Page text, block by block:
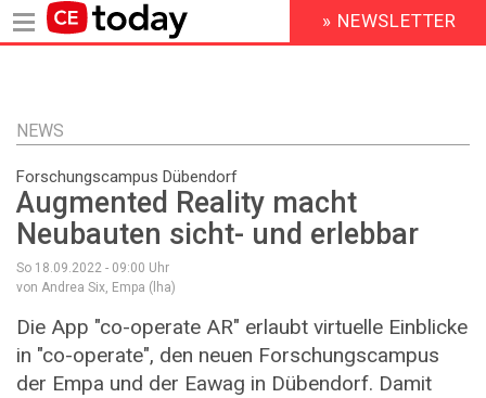
Inhalt
HEADER
MENU
» NEWSLETTER
NEWS
Forschungscampus Dübendorf
Augmented Reality macht
Neubauten sicht- und erlebbar
So 18.09.2022 - 09:00 Uhr
von Andrea Six, Empa (lha)
Die App "co-operate AR" erlaubt virtuelle Einblicke
in "co-operate", den neuen Forschungscampus
der Empa und der Eawag in Dübendorf. Damit